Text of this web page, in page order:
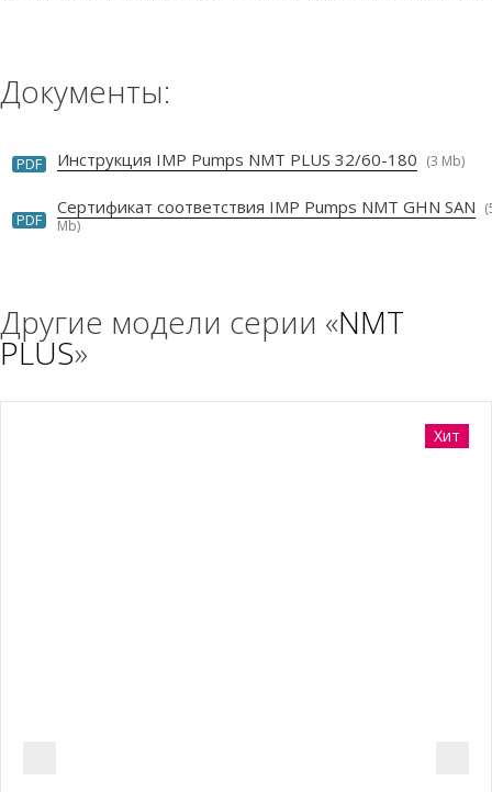
Документы:
PDF Инструкция IMP Pumps NMT PLUS 32/60-180 (3 Mb)
PDF
Сертификат соответствия IMP Pumps NMT GHN SAN
Mb)
Другие модели серии «NMT
PLUS»
Хит